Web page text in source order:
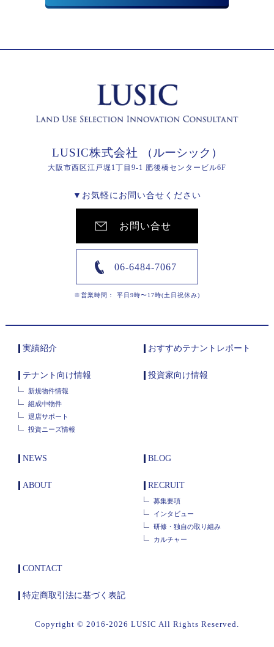
LUSIC株式会社 （ルーシック）
大阪市西区江戸堀1丁目9-1 肥後橋センタービル6F
▼お気軽にお問い合せください
お問い合せ
06-6484-7067
※営業時間： 平日9時〜17時(土日祝休み)
実績紹介 おすすめテナントレポート
テナント向け情報
新規物件情報
組成中物件
退店サポート
投資ニーズ情報
投資家向け情報
NEWS BLOG
ABOUT RECRUIT
募集要項
インタビュー
研修・独自の取り組み
カルチャー
CONTACT
特定商取引法に基づく表記
Copyright © 2016-2026 LUSIC All Rights Reserved.